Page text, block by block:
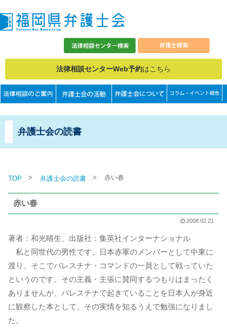
法律相談センターWeb予約はこちら
弁護士会の読書
TOP > 弁護士会の読書 > 赤い春
赤い春
2008.02.21
著者：和光晴生、出版社：集英社インターナショナル
私と同世代の男性です。日本赤軍のメンバーとして中東に
渡り、そこでパレスチナ・コマンドの一員として戦っていた
というのです。その主義・主張に賛同するつもりはまったく
ありませんが、パレスチナで起きていることを日本人が身近
に観察した本として、その実情を知るうえで勉強になりまし
た。